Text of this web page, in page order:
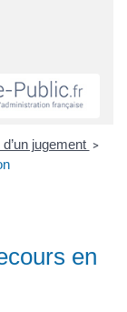
jugement >
en